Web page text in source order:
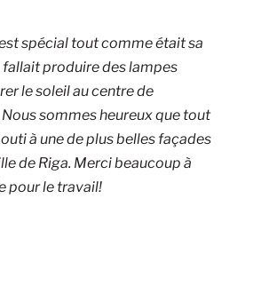
spécial tout comme était sa
produire des lampes
le soleil au centre de
sommes heureux que tout
à une de plus belles façades
de Riga. Merci beaucoup à
pour le travail!